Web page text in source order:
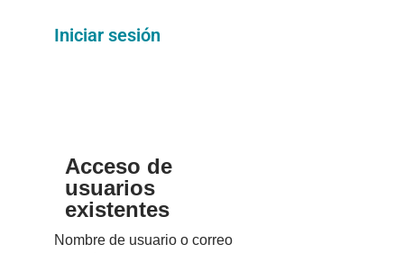
Iniciar sesión
Acceso de
usuarios
existentes
Nombre de usuario o correo